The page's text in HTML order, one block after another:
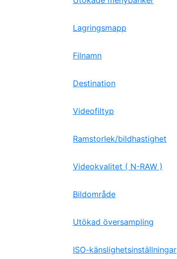
Lagringsmapp
Filnamn
Destination
Videofiltyp
Ramstorlek/bildhastighet
Videokvalitet ( N-RAW )
Bildområde
Utökad översampling
ISO-känslighetsinställningar